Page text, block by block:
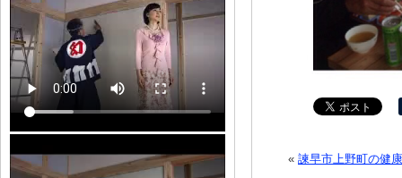
« 諫早市上野町の健